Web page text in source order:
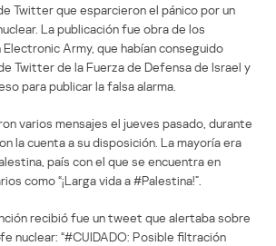
Twitter que esparcieron el pánico por un
La publicación fue obra de los
Army, que habían conseguido
Twitter de la Fuerza de Defensa de Israel y
para publicar la falsa alarma.
varios mensajes el jueves pasado, durante
la cuenta a su disposición. La mayoría era
país con el que se encuentra en
como “¡Larga vida a #Palestina!”.
recibió fue un tweet que alertaba sobre
nuclear: “#CUIDADO: Posible filtración